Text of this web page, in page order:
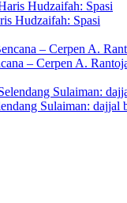
Hudzaifah: Spasi
– Cerpen A.
Sulaiman: dajjal